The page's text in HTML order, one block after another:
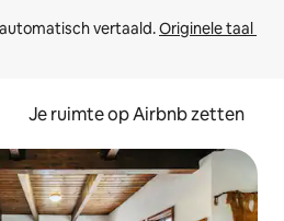
vertaald. Originele taal
Je ruimte op Airbnb zetten